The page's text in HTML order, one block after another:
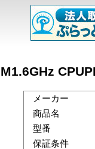
メーカー
商品名
型番
保証条件